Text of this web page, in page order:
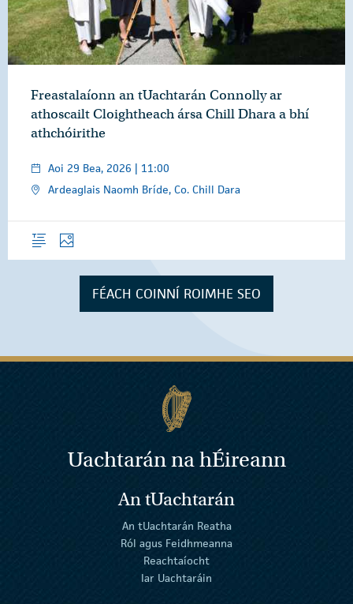
Freastalaíonn an tUachtarán Connolly ar
athoscailt Cloightheach ársa Chill Dhara a bhí
athchóirithe
Aoi 29 Bea, 2026 | 11:00
Ardeaglais Naomh Bríde, Co. Chill Dara
ForléargasGrianghraif
FÉACH COINNÍ ROIMHE SEO
Uachtarán nahÉireann
An tUachtarán
An tUachtarán Reatha
Ról agus Feidhmeanna
Reachtaíocht
Iar Uachtaráin